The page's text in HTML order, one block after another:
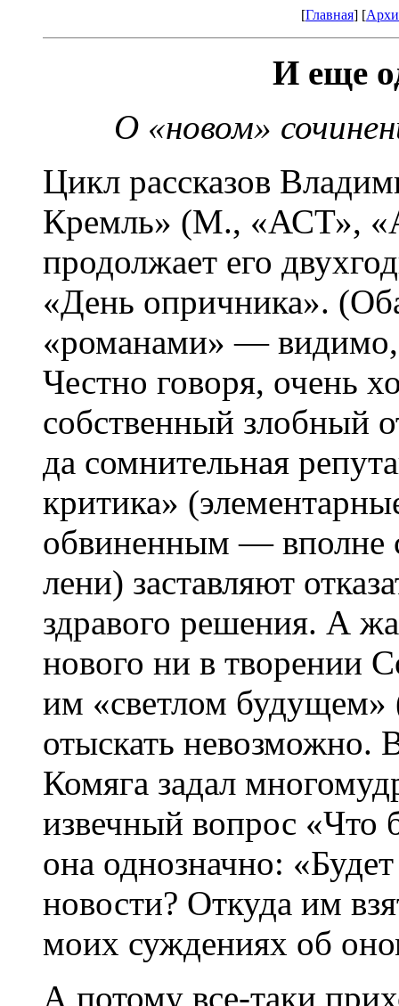
[Главная] [
И еще
О «новом»
Цикл рассказов
Кремль» (М., «АСТ»,
продолжает его
«День опричника».
«романами» —
Честно говоря, очень
собственный злобный
да сомнительная
критика»
обвиненным — вполне
лени) заставляют
здравого решения. А
нового ни в творении
им «светлом будущем»
отыскать невозможно.
Комяга задал
извечный вопрос «Что
она однозначно:
новости? Откуда им
моих суждениях об
А потому все-таки